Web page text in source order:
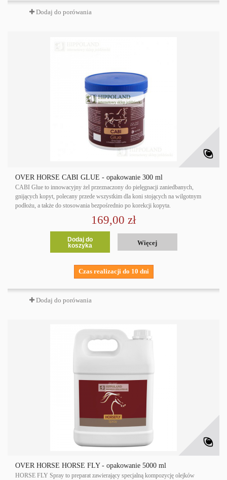
Dodaj do porówania
OVER HORSE CABI GLUE - opakowanie 300 ml
CABI Glue to innowacyjny żel przeznaczony do pielęgnacji zaniedbanych,
gnijących kopyt, polecany przede wszystkim dla koni stojących na wilgotnym
podłożu, a także do stosowania bezpośrednio po korekcji kopyta.
169,00 zł
Dodaj do
koszyka
Więcej
Czas realizacji do 10 dni
Dodaj do porówania
OVER HORSE HORSE FLY - opakowanie 5000 ml
HORSE FLY Spray to preparat zawierający specjalną kompozycję olejków